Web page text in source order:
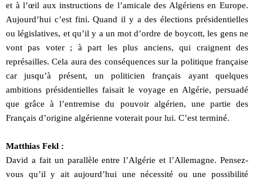
et à l’œil aux instructions de l’amicale des Algériens en Europe.
Aujourd’hui c’est fini. Quand il y a des élections présidentielles
ou législatives, et qu’il y a un mot d’ordre de boycott, les gens ne
vont pas voter ; à part les plus anciens, qui craignent des
représailles. Cela aura des conséquences sur la politique française
car jusqu’à présent, un politicien français ayant quelques
ambitions présidentielles faisait le voyage en Algérie, persuadé
que grâce à l’entremise du pouvoir algérien, une partie des
Français d’origine algérienne voterait pour lui. C’est terminé.
Matthias Fekl :
David a fait un parallèle entre l’Algérie et l’Allemagne. Pensez-
vous qu’il y ait aujourd’hui une nécessité ou une possibilité